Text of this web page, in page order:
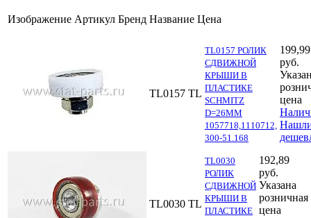
Изображение Артикул Бренд Название Цена
TL0157 TL
TL0157 РОЛИК
СДВИЖНОЙ
КРЫШИ В
ПЛАСТИКЕ
SCHMITZ
D=26MM
1057718,1110712,
300-51.168
199,99
руб.
цена
TL0030 TL
TL0030
РОЛИК
СДВИЖНОЙ
КРЫШИ В
ПЛАСТИКЕ
192,89
руб.
Указана
розничная
цена